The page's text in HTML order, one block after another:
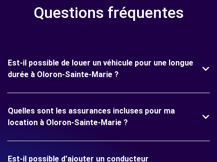
Questions fréquentes
Est-il possible de louer un véhicule pour une longue
durée à Oloron-Sainte-Marie ?
Quelles sont les assurances incluses pour ma
location à Oloron-Sainte-Marie ?
Est-il possible d'ajouter un conducteur